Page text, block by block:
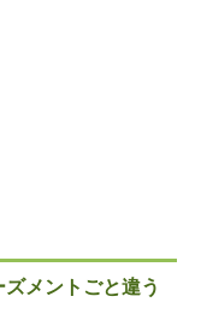
メントごと違う